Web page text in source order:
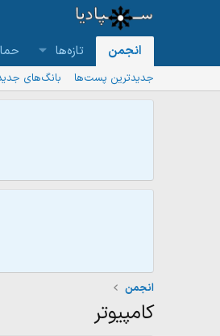
انجمن تازه‌ها
جدیدترین پست‌ها بانگ‌های
انجمن
كامپيوتر